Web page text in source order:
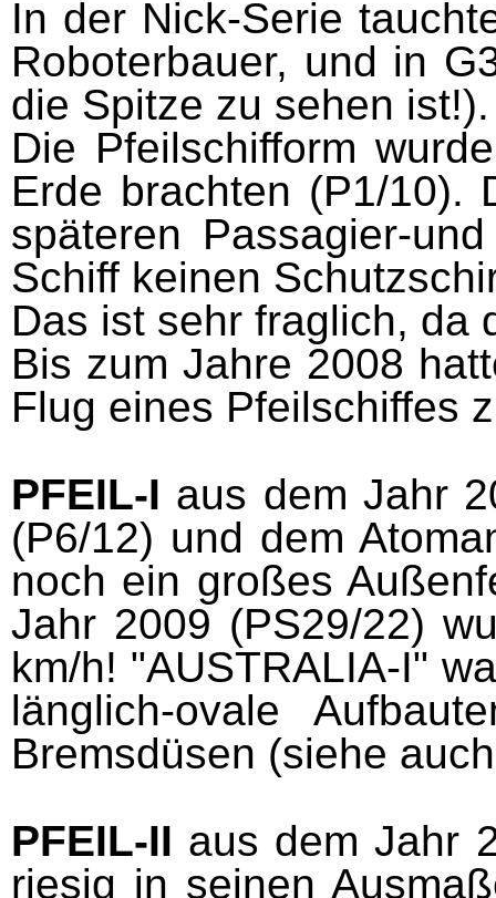
In der Nick-Serie
Roboterbauer, und in
die Spitze zu sehen
Die Pfeilschifform
Erde brachten (P1/10).
späteren Passagier-
Schiff keinen
Das ist sehr fraglich, da
Bis zum Jahre 2008
Flug eines Pfeilschiffes
PFEIL-I aus dem Jahr
(P6/12) und dem
noch ein großes
Jahr 2009 (PS29/22)
km/h! "AUSTRALIA-I"
länglich-ovale
Bremsdüsen (siehe
PFEIL-II aus dem Jahr
riesig in seinen